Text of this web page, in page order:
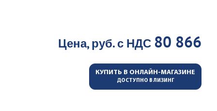
Цена, руб. с НДС 80 866
КУПИТЬ В ОНЛАЙН-МАГАЗИНЕ
ДОСТУПНО В ЛИЗИНГ